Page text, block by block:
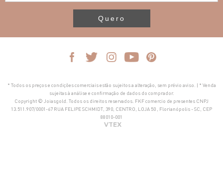
Quero
* Todos os preços e condições comerciais estão sujeitos a alteração, sem prévio aviso. | * Venda
sujeitas à análise e confirmação de dados do comprador.
Copyright © Joiasgold. Todos os direitos reservados. FKF comercio de presentes CNPJ
13.511.907/0001-67 RUA FELIPE SCHMIDT, 390, CENTRO, LOJA 50 , Florianópolis - SC, CEP
88010-001
VTEX